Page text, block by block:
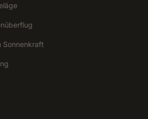
Sonnenkraft